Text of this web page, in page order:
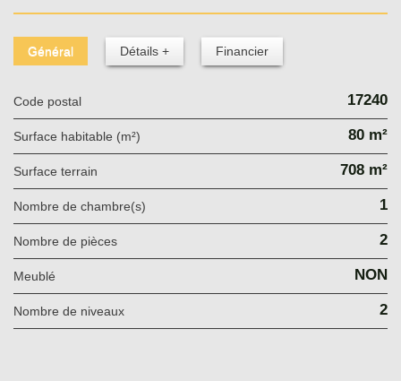
Général Détails + Financier
Code postal 17240
Surface habitable (m²) 80 m²
surface terrain 708 m²
Nombre de chambre(s) 1
Nombre de pièces 2
Meublé NON
Nombre de niveaux 2